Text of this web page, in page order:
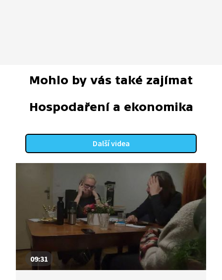
Mohlo by vás také zajímat
Hospodaření a ekonomika
Další videa
09:31